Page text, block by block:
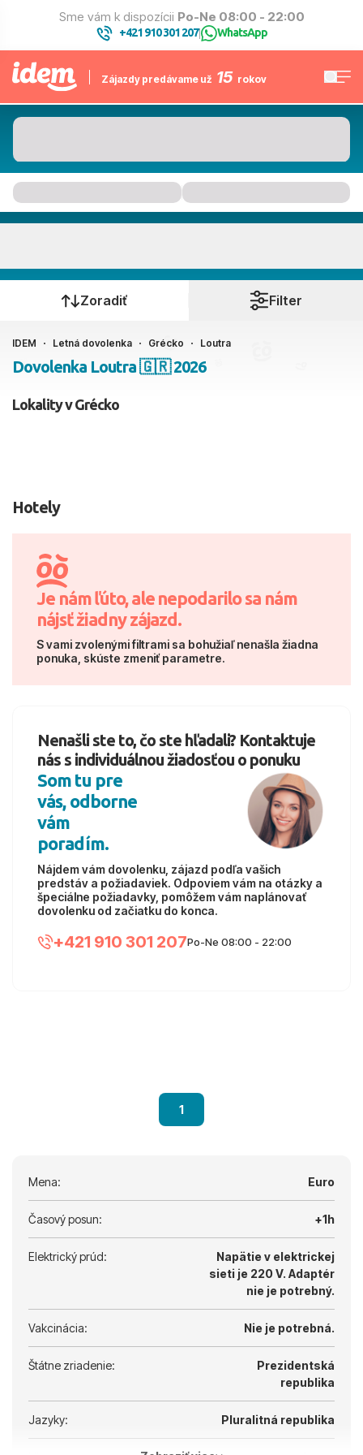
Sme vám k dispozícii Po-Ne 08:00 - 22:00
+421 910 301 207| WhatsApp
Zájazdy predávame už 15 rokov
Kedy cestujete?
Ako cestujete?
2 dospelí, 0 deti
Zoradiť Filter
IDEM Letná dovolenka Grécko Loutra
Dovolenka Loutra 🇬🇷 2026
Lokality v Grécko
Hotely
Je nám ľúto, ale nepodarilo sa nám
nájsť žiadny zájazd.
S vami zvolenými filtrami sa bohužiaľ nenašla žiadna
ponuka, skúste zmeniť parametre.
Nenašli ste to, čo ste hľadali? Kontaktuje
nás s individuálnou žiadosťou o ponuku
Som tu pre
vás, odborne
vám
poradím.
Nájdem vám dovolenku, zájazd podľa vašich
predstáv a požiadaviek. Odpoviem vám na otázky a
špeciálne požiadavky, pomôžem vám naplánovať
dovolenku od začiatku do konca.
+421 910 301 207Po-Ne 08:00 - 22:00
1
Mena: Euro
Časový posun: +1h
Elektrický prúd:
Napätie v elektrickej
sieti je 220 V. Adaptér
nie je potrebný.
Vakcinácia: Nie je potrebná.
Štátne zriadenie:
Prezidentská
republika
Jazyky: Pluralitná republika